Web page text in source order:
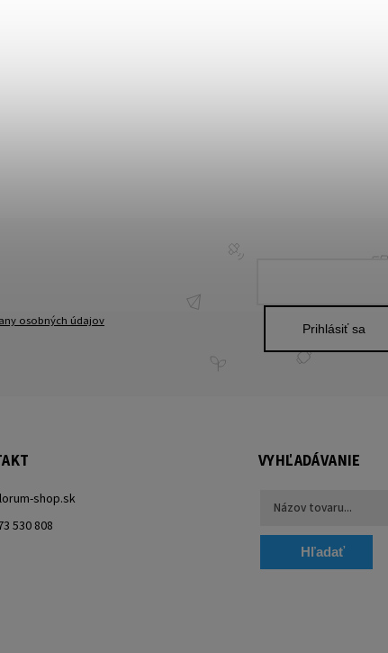
osobných údajov
Prihlásiť sa
shop.sk
530 808
VYHĽADÁVANIE
Hľadať